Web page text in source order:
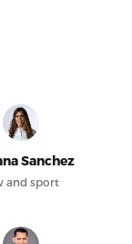
Sanchez
and sport